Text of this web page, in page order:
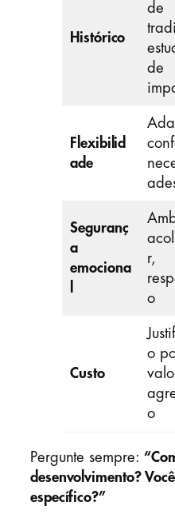
Histórico
de
de
Flexibilid
ade
Seguranç
a
emociona
r,
o
Custo
o
o
Pergunte sempre:
desenvolvimento?
específico?”